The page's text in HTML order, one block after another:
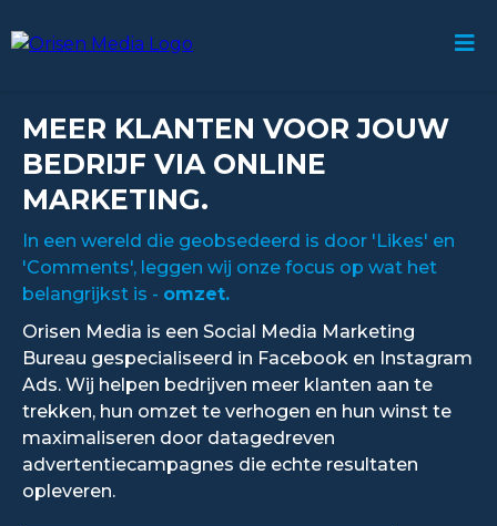
MEER KLANTEN VOOR JOUW
BEDRIJF VIA ONLINE
MARKETING.
In een wereld die geobsedeerd is door 'Likes' en
'Comments', leggen wij onze focus op wat het
belangrijkst is - omzet.
Orisen Media is een Social Media Marketing
Bureau gespecialiseerd in Facebook en Instagram
Ads. Wij helpen bedrijven meer klanten aan te
trekken, hun omzet te verhogen en hun winst te
maximaliseren door datagedreven
advertentiecampagnes die echte resultaten
opleveren.